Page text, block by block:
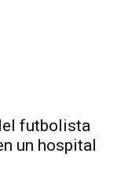
futbolista
un hospital